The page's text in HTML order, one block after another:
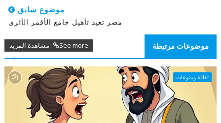
موضوع سابق
مصر تعيد تأهيل جامع الأقمر الأثري
موضوعات مرتبطة See more مشاهدة المزيد
ثقافة ومنوعات